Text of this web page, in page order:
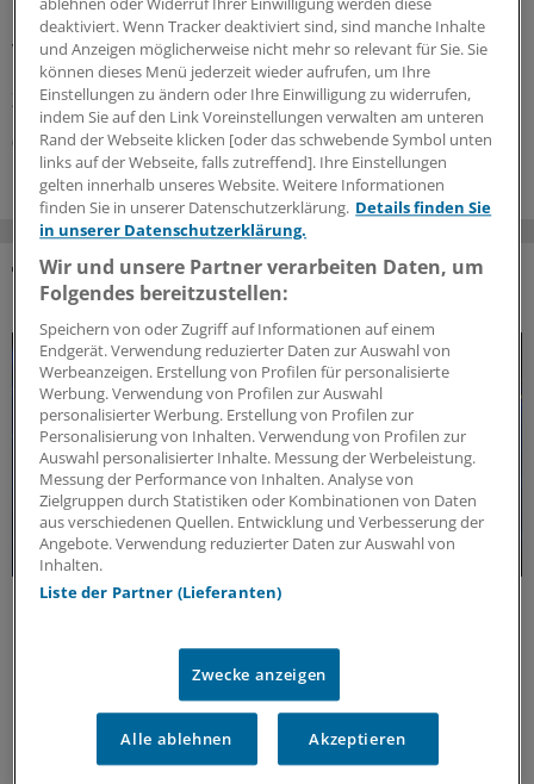
In nur zwölf Stunden waren die 6.000 Fahrdienste
vergeben: Der neu strukturierte ärztliche
Bereitschaftsdienst in Nordrhein wird gut angenommen.
Zuständig sind spezielle Kooperationsmediziner.
07.08.2026
DAS KÖNNTE SIE AUCH INTERESSIEREN
Forschungs-Update
besonderen Wirkmechanismus
Für die Langzeitprophylaxe von Harnwegsinfektionen
sind geringe Resistenzraten und gute Verträglichkeit
entscheidend. Eine neue Studie zeigt, warum dieses
Antibiotikum beides erfüllt.
ablehnen oder Widerruf Ihrer Einwilligung werden diese
deaktiviert. Wenn Tracker deaktiviert sind, sind manche Inhalte
und Anzeigen möglicherweise nicht mehr so relevant für Sie. Sie
können dieses Menü jederzeit wieder aufrufen, um Ihre
Einstellungen zu ändern oder Ihre Einwilligung zu widerrufen,
indem Sie auf den Link Voreinstellungen verwalten am unteren
Rand der Webseite klicken [oder das schwebende Symbol unten
links auf der Webseite, falls zutreffend]. Ihre Einstellungen
gelten innerhalb unseres Website. Weitere Informationen
finden Sie in unserer Datenschutzerklärung. Details finden Sie
in unserer Datenschutzerklärung.
Wir und unsere Partner verarbeiten Daten, um
Folgendes bereitzustellen:
Speichern von oder Zugriff auf Informationen auf einem
Endgerät. Verwendung reduzierter Daten zur Auswahl von
Werbeanzeigen. Erstellung von Profilen für personalisierte
Werbung. Verwendung von Profilen zur Auswahl
personalisierter Werbung. Erstellung von Profilen zur
Personalisierung von Inhalten. Verwendung von Profilen zur
Auswahl personalisierter Inhalte. Messung der Werbeleistung.
Messung der Performance von Inhalten. Analyse von
Zielgruppen durch Statistiken oder Kombinationen von Daten
aus verschiedenen Quellen. Entwicklung und Verbesserung der
Angebote. Verwendung reduzierter Daten zur Auswahl von
Inhalten.
Liste der Partner (Lieferanten)
Zwecke anzeigen
Alle ablehnen Akzeptieren